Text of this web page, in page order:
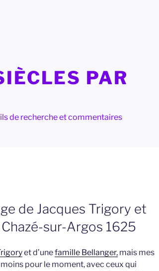
PAR
de recherche et commentaires
de Jacques Trigory et
sur-Argos 1625
et d’unefamille Bellanger,mais mes
pour le moment, avec ceux qui